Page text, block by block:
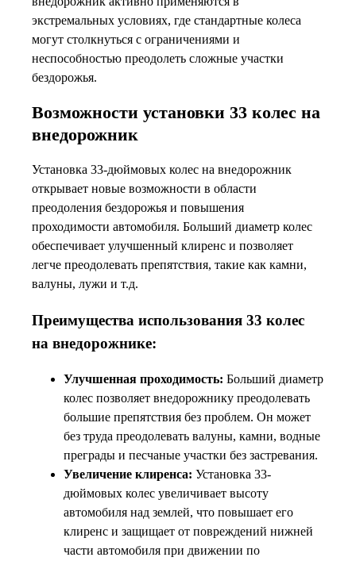
экстремальных условиях, где стандартные колеса
могут столкнуться с ограничениями и
неспособностью преодолеть сложные участки
бездорожья.
Возможности установки 33 колес на
внедорожник
Установка 33-дюймовых колес на внедорожник
открывает новые возможности в области
преодоления бездорожья и повышения
проходимости автомобиля. Больший диаметр колес
обеспечивает улучшенный клиренс и позволяет
легче преодолевать препятствия, такие как камни,
валуны, лужи и т.д.
Преимущества использования 33 колес
на внедорожнике:
Улучшенная проходимость: Больший диаметр
колес позволяет внедорожнику преодолевать
большие препятствия без проблем. Он может
без труда преодолевать валуны, камни, водные
преграды и песчаные участки без застревания.
Увеличение клиренса: Установка 33-
дюймовых колес увеличивает высоту
автомобиля над землей, что повышает его
клиренс и защищает от повреждений нижней
части автомобиля при движении по